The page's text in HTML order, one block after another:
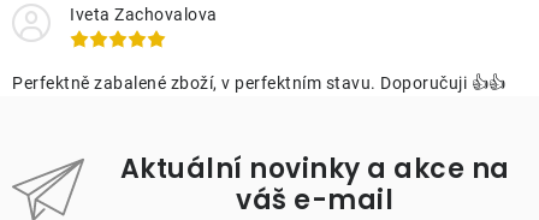
Iveta Zachovalova
Perfektně zabalené zboží, v perfektním stavu. Doporučuji 👍👍
Aktuální novinky a akce na
váš e-mail